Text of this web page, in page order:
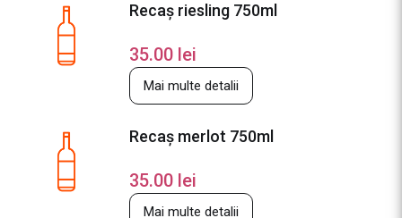
Recaș riesling 750ml
35.00 lei
Mai multe detalii
Recaș merlot 750ml
35.00 lei
Mai multe detalii